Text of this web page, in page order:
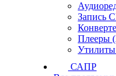
Запись
Плееры
Утилиты
САПР